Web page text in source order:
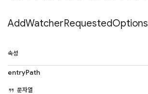
AddWatcherRequestedOptions
속성
entryPath
문자열